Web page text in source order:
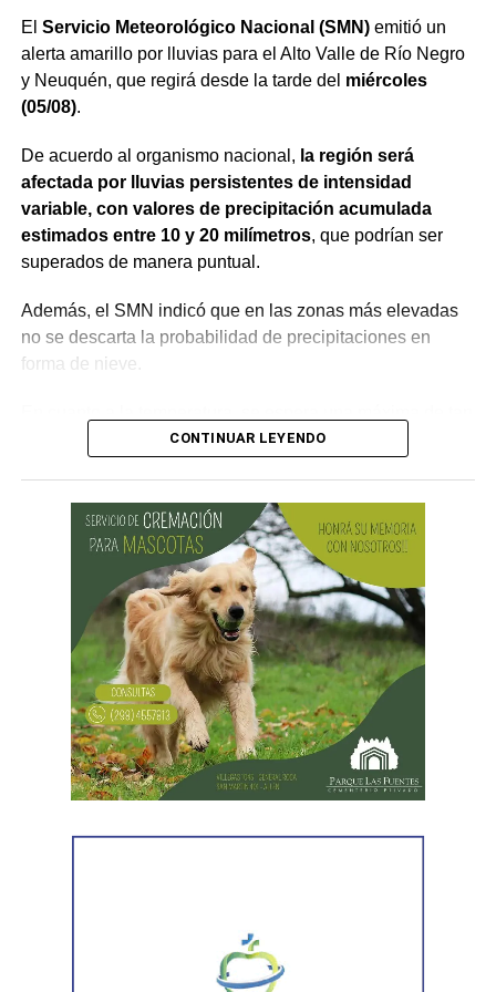
El Servicio Meteorológico Nacional (SMN)emitió un
alerta amarillo por lluvias para el Alto Valle de Río Negro
y Neuquén, que regirá desde la tarde del miércoles
(05/08).
De acuerdo al organismo nacional, la región será
afectada por lluvias persistentes de intensidad
variable, con valores de precipitación acumulada
estimados entre 10 y 20 milímetros, que podrían ser
superados de manera puntual.
Además, el SMN indicó que en las zonas más elevadas
no se descarta la probabilidad de precipitaciones en
forma de nieve.
sólo 8°C, mientras que la mínima llegaría a los 0°C,
No obstante, se prevén mejoras desde el jueves (06/08),
donde el termómetro alcanzaría los 12°C durante el día y
-4°C en la noche. Podrían darse vientos regulares con
ráfagas de hasta 50 km/h.
Desde el viernes (07/08) se intensifican las ráfagas con
períodos inestables aislados. La máxima será de 12°C y
la mínima de -3°C.
Nubosidad variable el fin de semana con ingreso de aire
polar a partir del domingo (09/08), con mínimas que
CONTINUAR LEYENDO